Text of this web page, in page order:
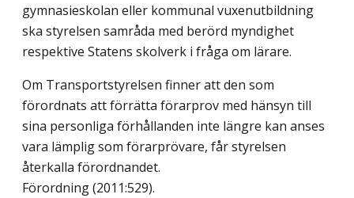
gymnasieskolan eller kommunal vuxenutbildning
ska styrelsen samråda med berörd myndighet
respektive Statens skolverk i fråga om lärare.
Om Transportstyrelsen finner att den som
förordnats att förrätta förarprov med hänsyn till
sina personliga förhållanden inte längre kan anses
vara lämplig som förarprövare, får styrelsen
återkalla förordnandet.
Förordning (2011:529).